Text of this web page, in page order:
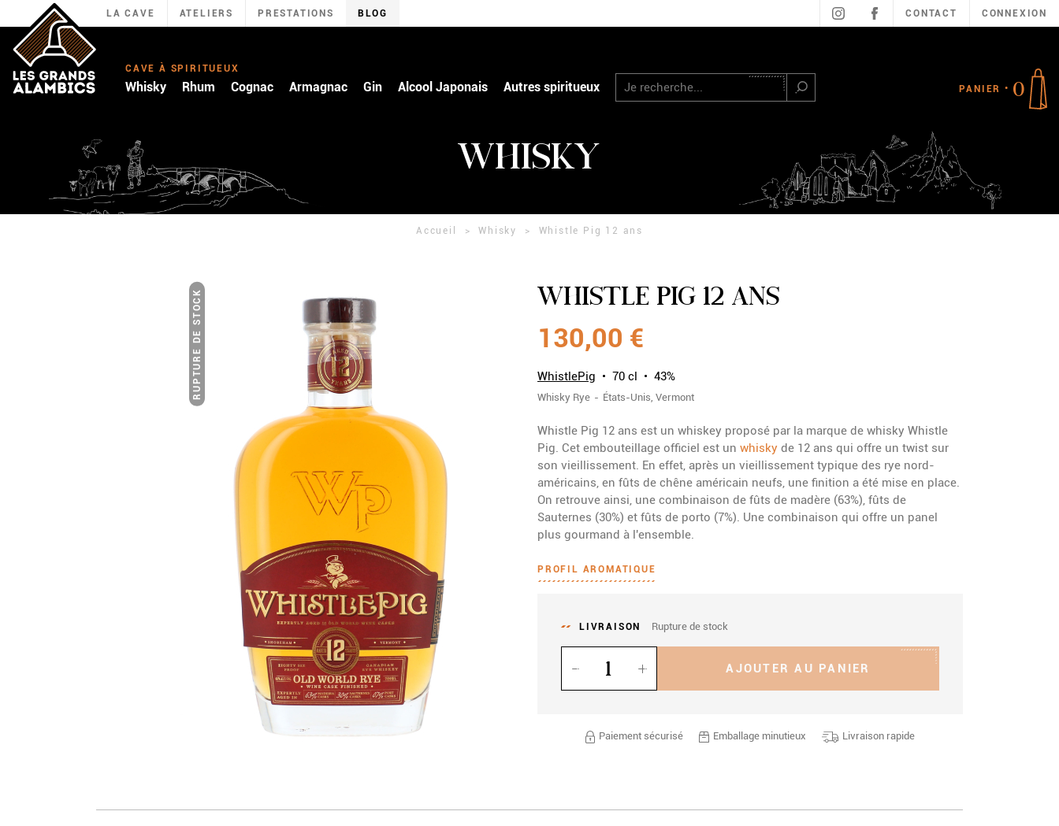
LA CAVE ATELIERS PRESTATIONS BLOG CONTACT CONNEXION
CAVE À SPIRITUEUX
Whisky Rhum Cognac Armagnac Gin Alcool Japonais Autres spiritueux Rechercher PANIER 0
WHISKY
Accueil Whisky Whistle Pig 12 ans
RUPTURE DE STOCK WHISTLE PIG 12 ANS
130,00 €
WhistlePig 70 cl 43%
Whisky Rye États-Unis Vermont
Whistle Pig 12 ans est un whiskey proposé par la marque de whisky Whistle
Pig. Cet embouteillage officiel est un whisky de 12 ans qui offre un twist sur
son vieillissement. En effet, après un vieillissement typique des rye nord-
américains, en fûts de chêne américain neufs, une finition a été mise en place.
On retrouve ainsi, une combinaison de fûts de madère (63%), fûts de
Sauternes (30%) et fûts de porto (7%). Une combinaison qui offre un panel
plus gourmand à l'ensemble.
PROFIL AROMATIQUE
LIVRAISON Rupture de stock
AJOUTER AU PANIER
Paiement sécurisé Emballage minutieux Livraison rapide